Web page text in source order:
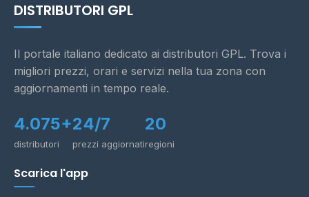
DISTRIBUTORI GPL
Il portale italiano dedicato ai distributori GPL. Trova i
migliori prezzi, orari e servizi nella tua zona con
aggiornamenti in tempo reale.
4.075+
distributori
24/7
prezzi aggiornati
20
regioni
Scarica l'app